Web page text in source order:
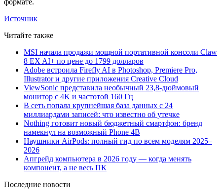
Источник
Читайте также
MSI начала продажи мощной портативной консоли Claw
8 EX AI+ по цене до 1799 долларов
Adobe встроила Firefly AI в Photoshop, Premiere Pro,
Illustrator и другие приложения Creative Cloud
ViewSonic представила необычный 23,8-дюймовый
монитор с 4K и частотой 160 Гц
В сеть попала крупнейшая база данных с 24
миллиардами записей: что известно об утечке
Nothing готовит новый бюджетный смартфон: бренд
намекнул на возможный Phone 4B
Наушники AirPods: полный гид по всем моделям 2025–
2026
Апгрейд компьютера в 2026 году — когда менять
компонент, а не весь ПК
Последние новости